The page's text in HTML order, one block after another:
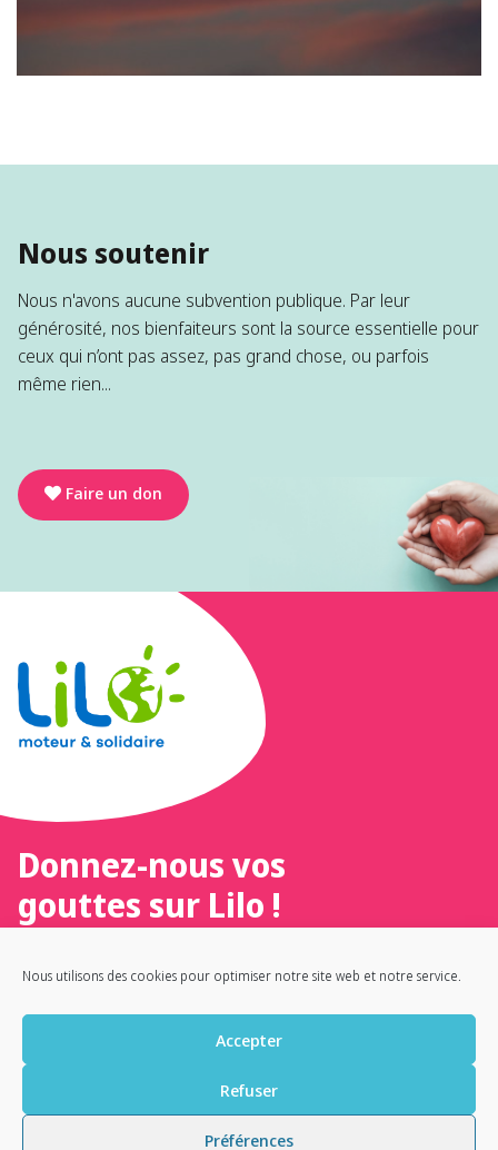
Nous utilisons des cookies pour optimiser notre site web et notre service.
Accepter
Refuser
Préférences
Nous soutenir
Nous n'avons aucune subvention publique. Par leur
générosité, nos bienfaiteurs sont la source essentielle pour
ceux qui n’ont pas assez, pas grand chose, ou parfois
même rien...
Faire un don
Donnez-nous vos
gouttes sur Lilo !
français, éthique et solidaire
POLITIQUE DE CONFIDENTIALITÉ